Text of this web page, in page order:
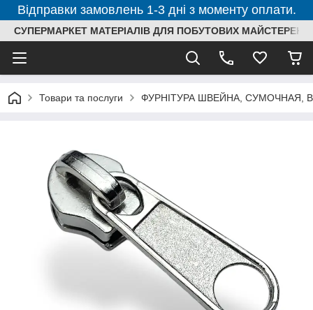
Відправки замовлень 1-3 дні з моменту оплати.
СУПЕРМАРКЕТ МАТЕРІАЛІВ ДЛЯ ПОБУТОВИХ МАЙСТЕРЕНЬ
Товари та послуги ФУРНІТУРА ШВЕЙНА, СУМОЧНАЯ,